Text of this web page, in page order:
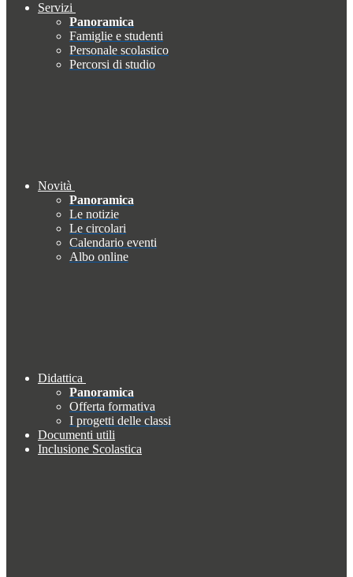
Servizi
Panoramica
Famiglie e studenti
Personale scolastico
Percorsi di studio
Novità
Panoramica
Le notizie
Le circolari
Calendario eventi
Albo online
Didattica
Panoramica
Offerta formativa
I progetti delle classi
Documenti utili
Inclusione Scolastica